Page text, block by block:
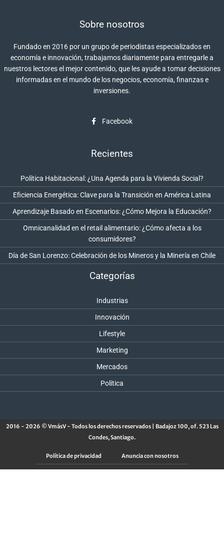
Sobre nosotros
Fundado en 2016 por un grupo de periodistas especializados en
economía e innovación, trabajamos diariamente para entregarle a
nuestros lectores el mejor contenido, que les ayude a tomar decisiones
informadas en el mundo de los negocios, economía, finanzas e
inversiones.
Facebook
Recientes
Política Habitacional: ¿Una Agenda para la Vivienda Social?
Eficiencia Energética: Clave para la Transición en América Latina
Aprendizaje Basado en Escenarios: ¿Cómo Mejora la Educación?
Omnicanalidad en el retail alimentario: ¿Cómo afecta a los
consumidores?
Día de San Lorenzo: Celebración de los Mineros y la Minería en Chile
Categorías
Industrias
Innovación
Lifestyle
Marketing
Mercados
Política
2016 - 2026 © VmásV - Todos los derechos reservados | Badajoz 100, of. 523 Las
Condes, Santiago.
Política de privacidad Anuncia con nosotros